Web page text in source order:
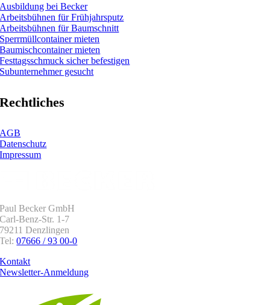
Ausbildung bei Becker
Arbeitsbühnen für Frühjahrsputz
Arbeitsbühnen für Baumschnitt
Sperrmüllcontainer mieten
Baumischcontainer mieten
Festtagsschmuck sicher befestigen
Subunternehmer gesucht
Rechtliches
AGB
Datenschutz
Impressum
Paul Becker GmbH
Carl-Benz-Str. 1-7
79211 Denzlingen
Tel:07666 / 93 00-0
Kontakt
Newsletter-Anmeldung